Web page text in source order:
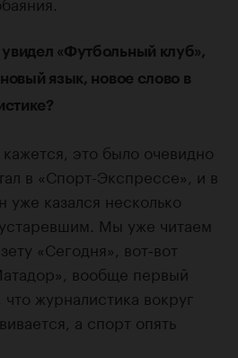
«Футбольный клуб»,
язык, новое слово в
это было очевидно
в «Спорт-Экспрессе», и в
уже казался несколько
Мы уже читаем
«Сегодня», вот‑вот
вообще первый
журналистика вокруг
а спорт опять